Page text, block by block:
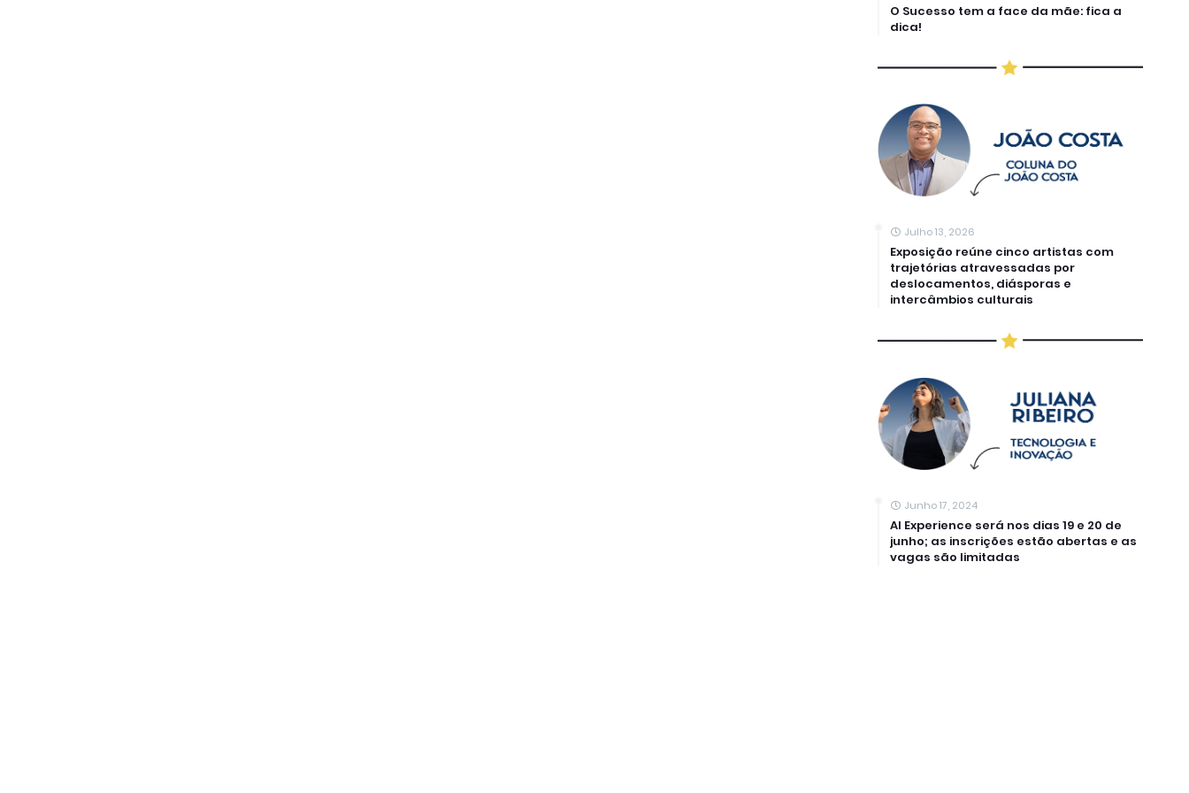
O Sucesso tem a face da mãe: fica a
dica!
Julho 13, 2026
Exposição reúne cinco artistas com
trajetórias atravessadas por
deslocamentos, diásporas e
intercâmbios culturais
Junho 17, 2024
AI Experience será nos dias 19 e 20 de
junho; as inscrições estão abertas e as
vagas são limitadas